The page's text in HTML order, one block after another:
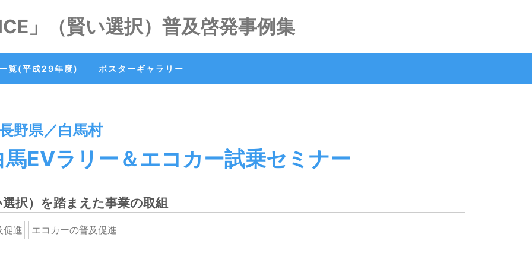
」（賢い選択）普及啓発事例集
覧(平成29年度) ポスターギャラリー
野県／白馬村
EVラリー＆エコカー試乗セミナー
択）を踏まえた事業の取組
促進 エコカーの普及促進